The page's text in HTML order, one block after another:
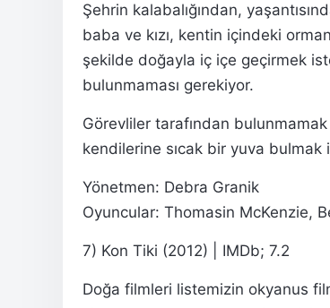
Şehrin kalabalığından,
baba ve kızı, kentin içindeki
şekilde doğayla iç içe geçirmek
bulunmaması gerekiyor.
Görevliler tarafından
kendilerine sıcak bir yuva bulmak
Yönetmen: Debra Granik
Oyuncular: Thomasin McKenzie,
7) Kon Tiki (2012) | IMDb; 7.2
Doğa filmleri listemizin okyanus